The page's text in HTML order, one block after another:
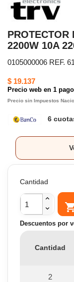
PROTECTOR
2200W 10A
0105000006 REF.
$ 19.137
Precio web en 1 pago
Precio sin Impuestos
6
Cantidad
Descuentos por
Cantidad
2